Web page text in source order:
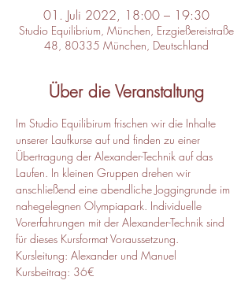
01. Juli 2022, 18:00 – 19:30
Studio Equilibrium, München, Erzgießereistraße
48, 80335 München, Deutschland
Über die Veranstaltung
Im Studio Equilibirum frischen wir die Inhalte
unserer Laufkurse auf und finden zu einer
Übertragung der Alexander-Technik auf das
Laufen. In kleinen Gruppen drehen wir
anschließend eine abendliche Joggingrunde im
nahegelegnen Olympiapark. Individuelle
Vorerfahrungen mit der Alexander-Technik sind
für dieses Kursformat Voraussetzung.
Kursleitung: Alexander und Manuel
Kursbeitrag: 36€